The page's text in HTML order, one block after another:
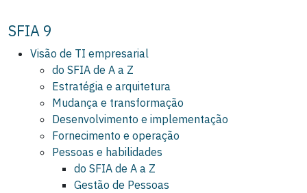
SFIA 9
Visão de TI empresarial
do SFIA de A a Z
Estratégia e arquitetura
Mudança e transformação
Desenvolvimento e implementação
Fornecimento e operação
Pessoas e habilidades
do SFIA de A a Z
Gestão de Pessoas